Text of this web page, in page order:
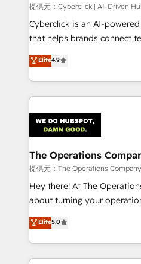
processes, and data to drive
Integrations: Connect
for better adoption. 🔹 Custom Solutions: Build
SOC 2 Type II and ISO
our commitment to data
提供元：Cyberclick | AI-Driven
Cyberclick is an AI-
that helps brands connect
creativity to achieve
Barcelona and operating
the UK, we support global
smarter marketing, sales,
Iberia (Spain & Portugal),
with intelligent automation
growth. Our
that simplify complexity,
turn innovation into real impact. 🌍
HubSpot Partner since 2012
projects • Clients in 30+
technology for integrations
Elite4.9
The Operations
提供元：The Operations Company
Hey there! At The
about turning your
experience that powers real
transforming complex
scalable solutions that
organization. We’re a unique blend of deep HubSpot
Elite5.0